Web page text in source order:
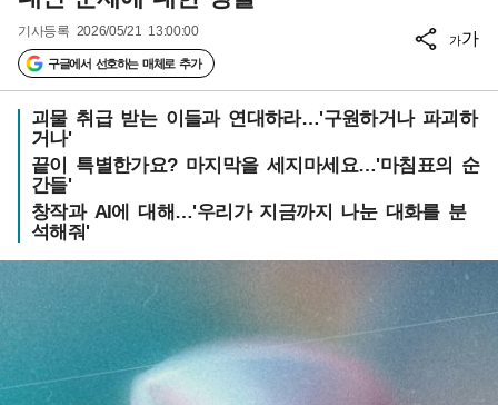
기사등록 2026/05/21 13:00:00
구글에서 선호하는 매체로 추가
가가
괴물 취급 받는 이들과 연대하라…'구원하거나 파괴하
거나'
끝이 특별한가요? 마지막을 세지마세요…'마침표의 순
간들'
창작과 AI에 대해…'우리가 지금까지 나눈 대화를 분
석해줘'